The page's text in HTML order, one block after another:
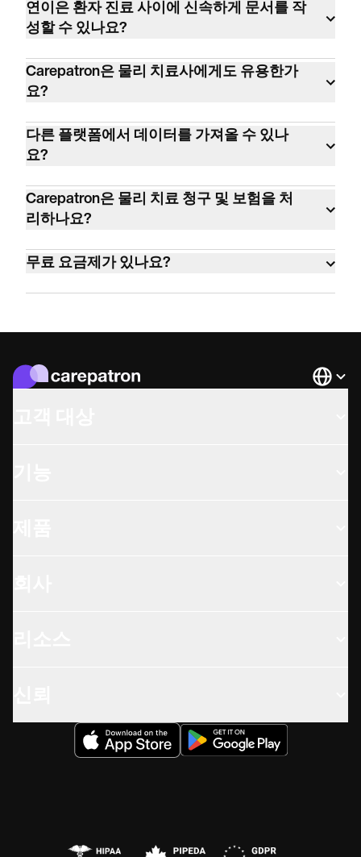
연이은 환자 진료 사이에 신속하게 문서를 작
성할 수 있나요?
네. 사용자 지정 가능한 필드와 음성-텍스트 변
환 기능이 있는 SOAP 템플릿을 사용하세요.
몇 번의 클릭만으로 노트를 템플릿에 기록하
고 생성할 수 있습니다.
Carepatron은 물리 치료사에게도 유용한가
요?
네. Carepatron은 수천 명의 물리 치료사를 포
함하여 120개국 이상에서 행동 건강, 연관 의
료, 의료 및 웰니스 분야에 걸쳐 100가지가 넘
는 다양한 유형의 임상의들이 사용하고 있습
니다.
다른 플랫폼에서 데이터를 가져올 수 있나
요?
네. CSV, XLS 또는 XLSX에서 가져올 수 있습니
다. Carepatron은 또한 SimplePractice, Cliniko
등과 같은 플랫폼을 위한 데이터 필드를 자동
으로 매핑하는 가이드형 가져오기 워크플로
를 제공합니다.
Carepatron은 물리 치료 청구 및 보험을 처
리하나요?
네. 모든 요금제에서 인보이스 발행 및 온라인
결제가 가능합니다. 보험금 청구 제출은
Essential 요금제 이상에서 가능하며, 현재 미
무료 요금제가 있나요?
네. 무제한 고객, 원격 의료, 고객 청구 및 AI 노